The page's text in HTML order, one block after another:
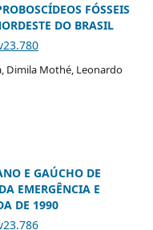
FÓSSEIS
DO BRASIL
Dimila Mothé, Leonardo
E GAÚCHO DE
EMERGÊNCIA E
DE 1990